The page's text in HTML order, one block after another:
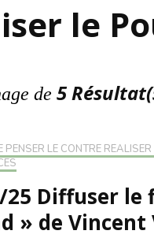
le
de 5
PENSER LE CONTRE
25 Diffuser le
» de Vincent